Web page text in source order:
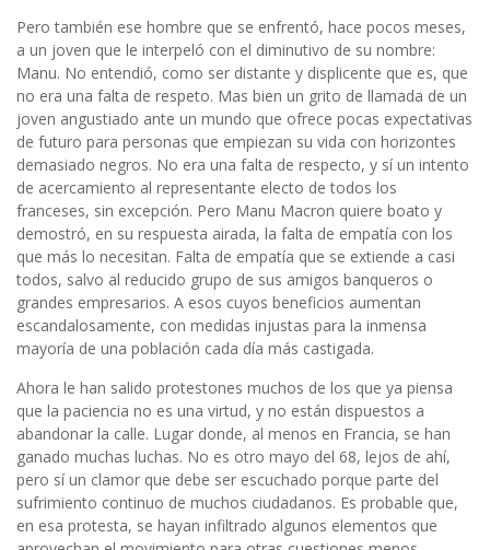
Pero también ese hombre que se enfrentó, hace pocos meses,
a un joven que le interpeló con el diminutivo de su nombre:
Manu. No entendió, como ser distante y displicente que es, que
no era una falta de respeto. Mas bien un grito de llamada de un
joven angustiado ante un mundo que ofrece pocas expectativas
de futuro para personas que empiezan su vida con horizontes
demasiado negros. No era una falta de respecto, y sí un intento
de acercamiento al representante electo de todos los
franceses, sin excepción. Pero Manu Macron quiere boato y
demostró, en su respuesta airada, la falta de empatía con los
que más lo necesitan. Falta de empatía que se extiende a casi
todos, salvo al reducido grupo de sus amigos banqueros o
grandes empresarios. A esos cuyos beneficios aumentan
escandalosamente, con medidas injustas para la inmensa
mayoría de una población cada día más castigada.
Ahora le han salido protestones muchos de los que ya piensa
que la paciencia no es una virtud, y no están dispuestos a
abandonar la calle. Lugar donde, al menos en Francia, se han
ganado muchas luchas. No es otro mayo del 68, lejos de ahí,
pero sí un clamor que debe ser escuchado porque parte del
sufrimiento continuo de muchos ciudadanos. Es probable que,
en esa protesta, se hayan infiltrado algunos elementos que